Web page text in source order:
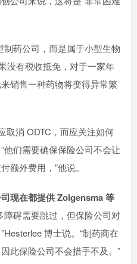
制药公司，而是属于小型生物
没有税收抵免，对于一家年
销售一种药物将变得异常繁
取消 ODTC，而应关注如何
他们需要确保保险公司不会让
额外费用，”他说。
现在都提供 Zolgensma 等
障碍需要跳过，但保险公司对
博士说。“制药商在
此保险公司不会措手不及。”